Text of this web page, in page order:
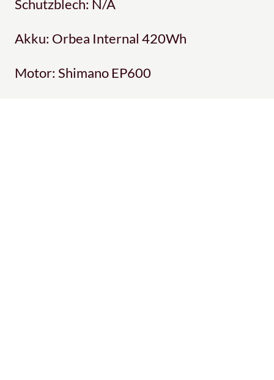
Schutzblech: N/A
Akku: Orbea Internal 420Wh
Motor: Shimano EP600